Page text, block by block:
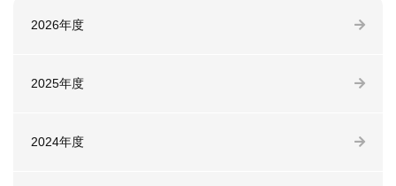
2026年度
2025年度
2024年度